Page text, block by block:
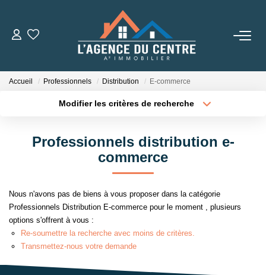
VENTES
Nos Conseils
Qui Sommes Nous
Nos Partenaires
Accueil Professionnels Distribution E-commerce
Modifier les critères de recherche
Type de bien
Créer une alerte
Professionnels distribution e-
commerce
Nous n'avons pas de biens à vous proposer dans la catégorie
Professionnels Distribution E-commerce pour le moment , plusieurs
options s'offrent à vous :
Re-soumettre la recherche avec moins de critères.
Transmettez-nous votre demande